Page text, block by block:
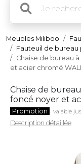
Meubles Miliboo
Fauteuil de bureau
Chaise de bureau
et acier chromé
Chaise de
foncé noyer et
Promotion valable
Description détaillée